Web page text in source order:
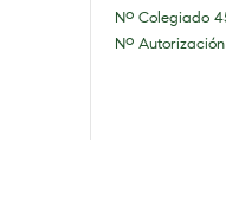
Nº Colegiado
Nº